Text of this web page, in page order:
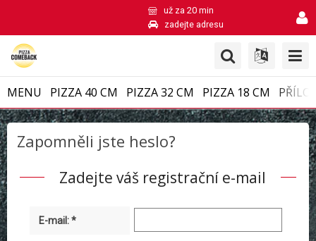
už za 20 min
zadejte adresu
MENU PIZZA 40 CM PIZZA 32 CM PIZZA 18 CM
Zapomněli jste heslo?
Zadejte váš registrační e-mail
E-mail: *